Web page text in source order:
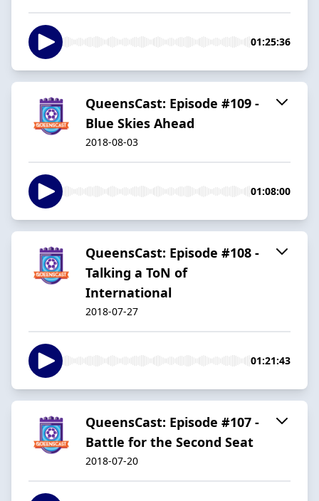
01:25:36
QueensCast: Episode #109 -
Blue Skies Ahead
2018-08-03
01:08:00
QueensCast: Episode #108 -
Talking a ToN of
International
2018-07-27
01:21:43
QueensCast: Episode #107 -
Battle for the Second Seat
2018-07-20